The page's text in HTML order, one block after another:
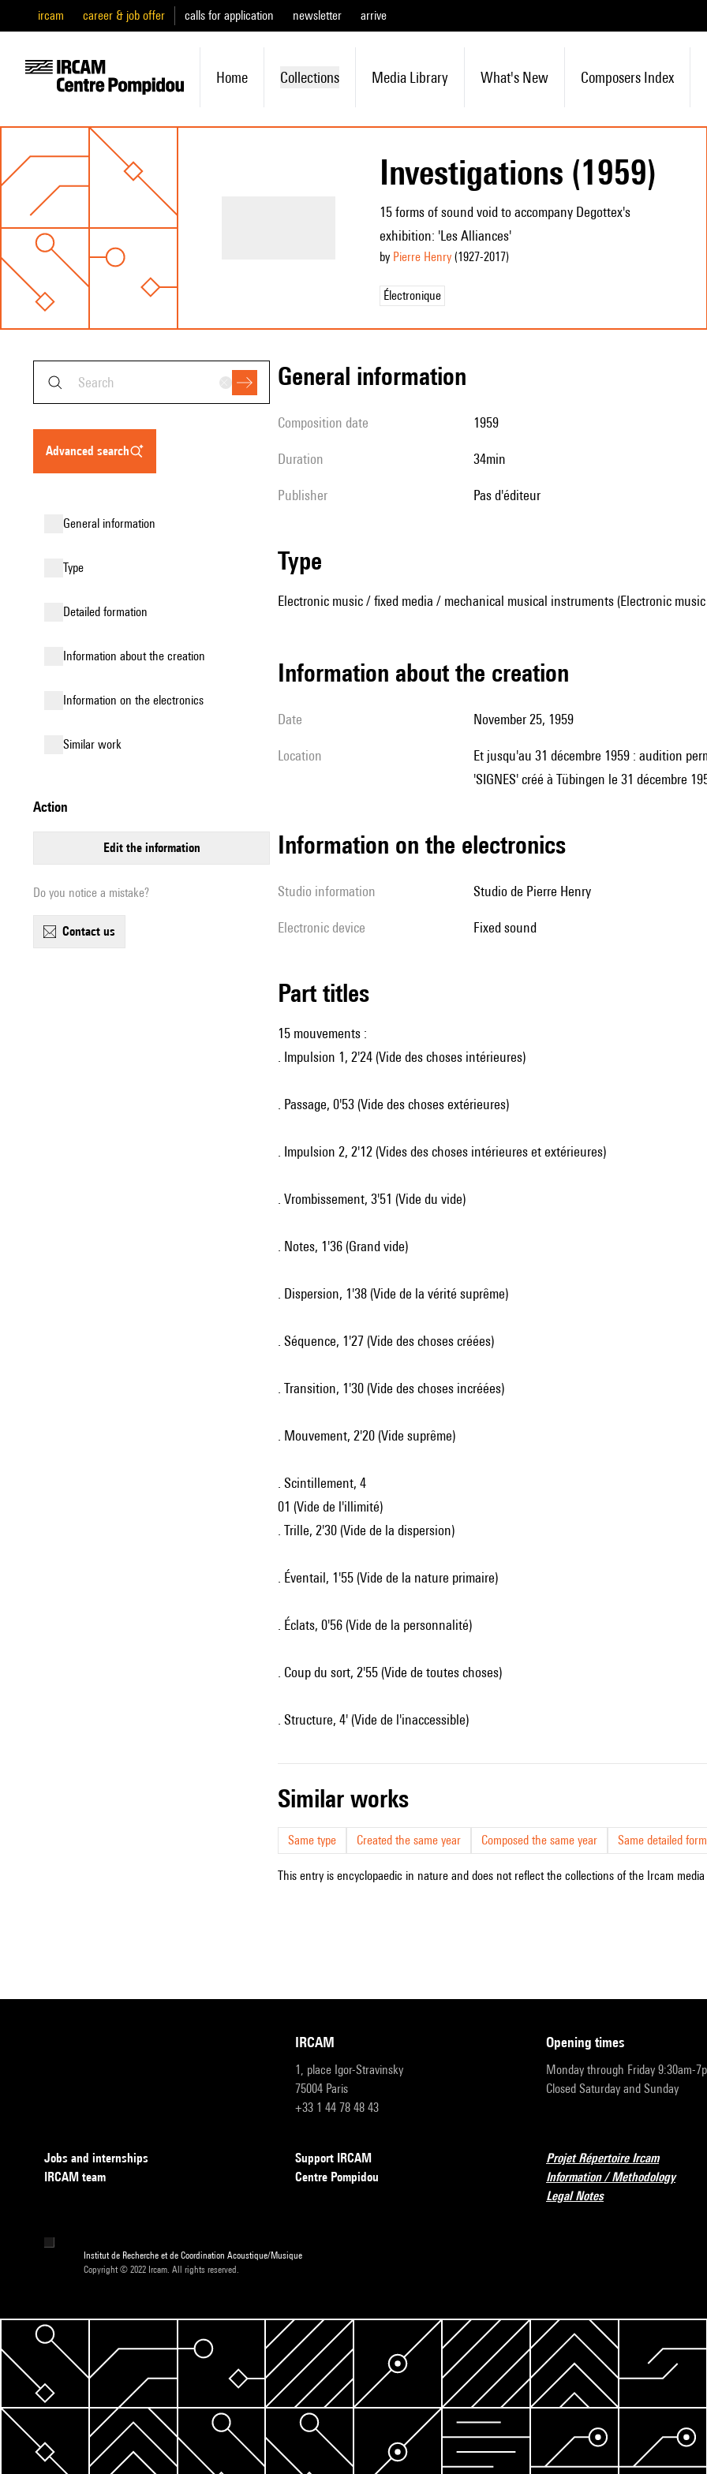
ircam career & job offer calls for application newsletter arrive
Home Collections Media Library What's New Composers Index
Investigations (1959)
15 forms of sound void to accompany Degottex's
exhibition: 'Les Alliances'
by Pierre Henry(1927-2017)
Électronique
advanced search
general information
type
detailed formation
information about the creation
Information on the electronics
similar work
action
edit the information
Do you notice a mistake?
contact us
general information
composition date 1959
duration 34min
publisher pas d'éditeur
type
Electronic music / fixed media / mechanical musical instruments (Electronic
information about the creation
date November 25, 1959
location
et jusqu'au 31 décembre 1959 : audition permanente : exposition Degottex ; |Ballet de Maurice Béjart
'SIGNES' créé à Tübingen le 31 décembre
Information on the electronics
Studio information Studio de Pierre Henry
Electronic device fixed sound
Part titles
15 mouvements :
. Impulsion 1, 2'24 (Vide des choses intérieures)
. Passage, 0'53 (Vide des choses extérieures)
. Impulsion 2, 2'12 (Vides des choses intérieures et extérieures)
. Vrombissement, 3'51 (Vide du vide)
. Notes, 1'36 (Grand vide)
. Dispersion, 1'38 (Vide de la vérité suprême)
. Séquence, 1'27 (Vide des choses créées)
. Transition, 1'30 (Vide des choses incréées)
. Mouvement, 2'20 (Vide suprême)
. Scintillement, 4
01 (Vide de l'illimité)
. Trille, 2'30 (Vide de la dispersion)
. Éventail, 1'55 (Vide de la nature primaire)
. Éclats, 0'56 (Vide de la personnalité)
. Coup du sort, 2'55 (Vide de toutes choses)
. Structure, 4' (Vide de l'inaccessible)
similar works
Same type Created the same year Composed the same year Same detailed
This entry is encyclopaedic in nature and does not reflect the collections of the Ircam
IRCAM
1, place Igor-Stravinsky
75004 Paris
+33 1 44 78 48 43
opening times
Monday through Friday 9:30am-
Closed Saturday and Sunday
Jobs and internships
IRCAM team
Support IRCAM
Centre Pompidou
Projet Répertoire Ircam
Information / Methodology
Legal Notes
Institut de Recherche et de Coordination Acoustique/Musique
Copyright © 2022 Ircam. All rights reserved.